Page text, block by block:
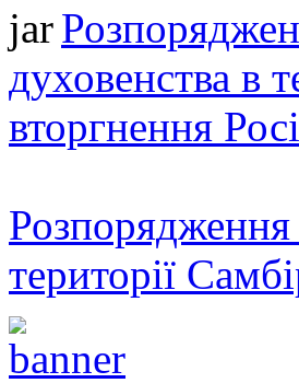
духовенства в
вторгнення
Розпорядження
території